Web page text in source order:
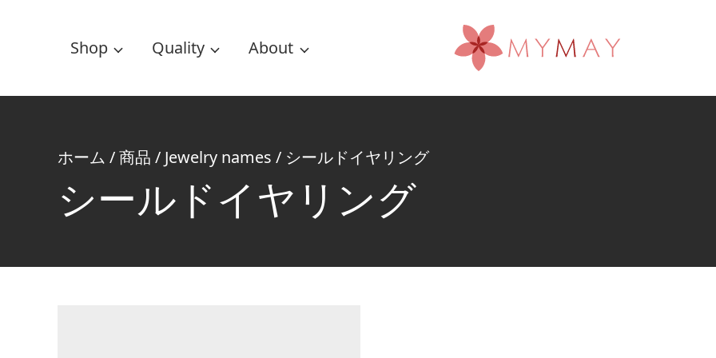
Shop Quality About
ホーム /商品 / Jewelry names / シールドイヤリング
シールドイヤリング